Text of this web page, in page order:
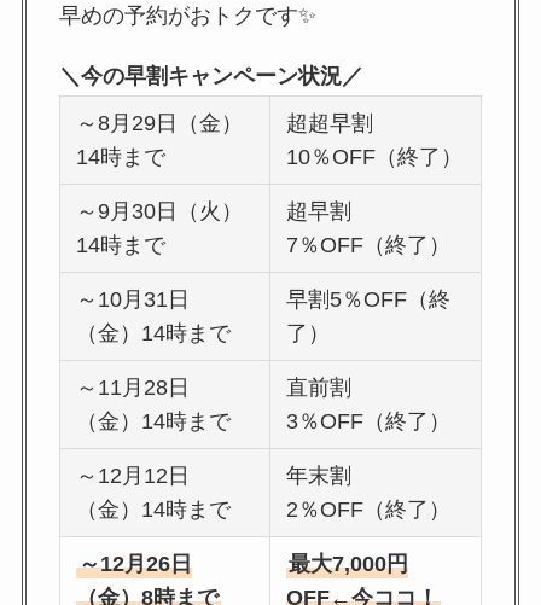
早めの予約がおトクです✨
＼今の早割キャンペーン状況／
～8月29日（金）
14時まで
超超早割
10％OFF（終了）
～9月30日（火）
14時まで
超早割
7％OFF（終了）
～10月31日
（金）14時まで
早割5％OFF（終
了）
～11月28日
（金）14時まで
直前割
3％OFF（終了）
～12月12日
（金）14時まで
年末割
2％OFF（終了）
～12月26日
（金）8時まで
最大7,000円
OFF←今ココ！